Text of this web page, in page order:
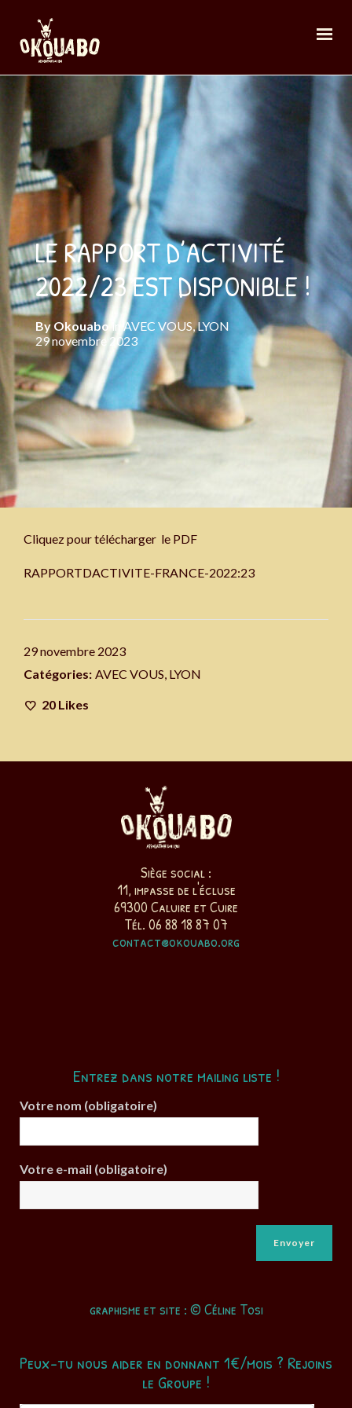
LE RAPPORT D’ACTIVITÉ
2022/23 EST DISPONIBLE !
By Okouabo in AVEC VOUS,LYON
29 novembre 2023
Cliquez pour télécharger le PDF
RAPPORTDACTIVITE-FRANCE-2022:23
29 novembre 2023
Catégories: AVEC VOUS, LYON
20 Likes
Siège social :
11, impasse de l'écluse
69300 Caluire et Cuire
Tél. 06 88 18 87 07
contact@okouabo.org
Entrez dans notre mailing liste !
Votre nom (obligatoire)
Votre e-mail (obligatoire)
graphisme et site : © Céline Tosi
Peux-tu nous aider en donnant 1€/mois ? Rejoins
le Groupe !